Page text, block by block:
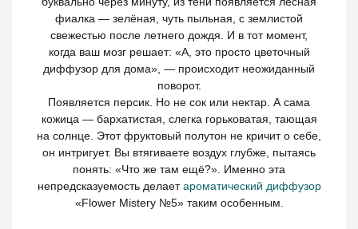
фиалка — зелёная, чуть пыльная, с землистой
свежестью после летнего дождя. И в тот момент,
когда ваш мозг решает: «А, это просто цветочный
диффузор для дома», — происходит неожиданный
поворот.
Появляется персик. Но не сок или нектар. А сама
кожица — бархатистая, слегка горьковатая, тающая
на солнце. Этот фруктовый полутон не кричит о себе,
он интригует. Вы втягиваете воздух глубже, пытаясь
понять: «Что же там ещё?». Именно эта
непредсказуемость делаетароматический диффузор
«Flower Mistery №5» таким особенным.